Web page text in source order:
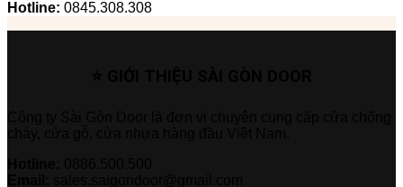
Hotline: 0845.308.308